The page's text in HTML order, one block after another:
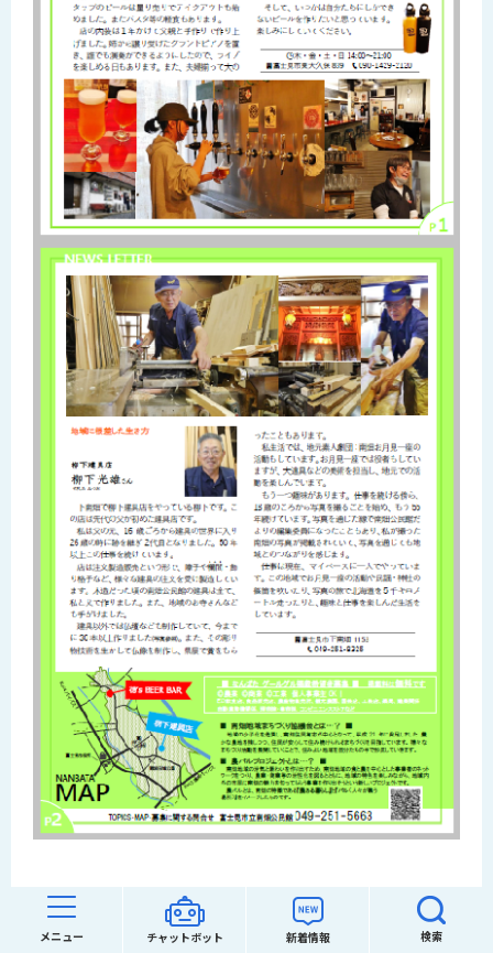
メニュー チャットボット 新着情報 検索